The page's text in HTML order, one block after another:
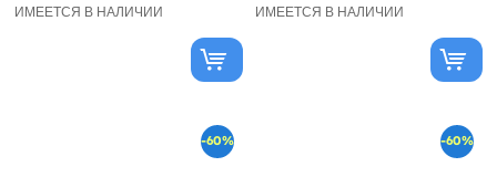
ИМЕЕТСЯ В НАЛИЧИИ ИМЕЕТСЯ В НАЛИЧИИ
-60% -60%